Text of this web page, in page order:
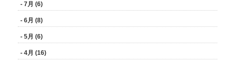
- 7月 (6)
- 6月 (8)
- 5月 (6)
- 4月 (16)